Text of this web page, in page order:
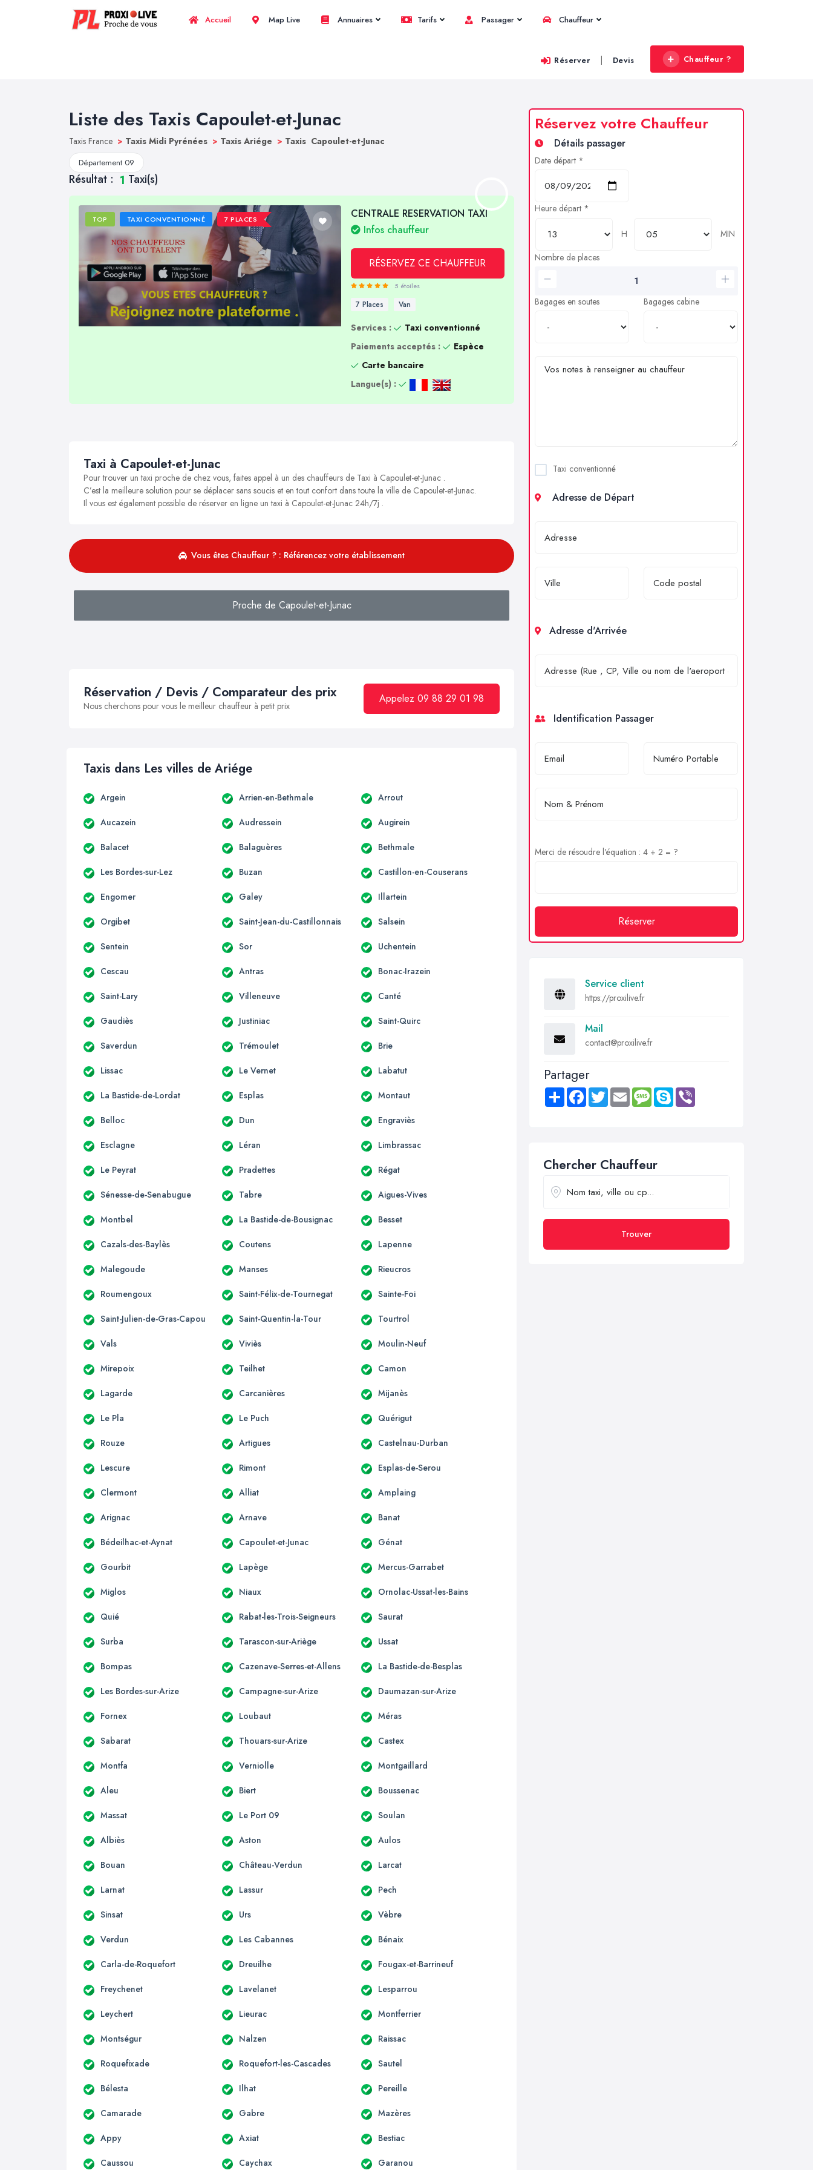
Accueil Map Live Annuaires Tarifs Passager Chauffeur
Réserver | Devis Chauffeur ?
Liste des Taxis Capoulet-et-Junac
Taxis France > Taxis Midi Pyrénées > Taxis Ariége > Taxis Capoulet-et-Junac
Département 09
Résultat : 1 Taxi(s)
TOP TAXI CONVENTIONNÉ 7 PLACES
CENTRALE RESERVATION TAXI
Infos chauffeur
RÉSERVEZ CE CHAUFFEUR
5 étoiles
7 Places Van
Services :
Taxi conventionné
Paiements acceptés :
Espèce
Carte bancaire
Langue(s) :
Taxi à Capoulet-et-Junac
Pour trouver un taxi proche de chez vous, faites appel à un des chauffeurs de Taxi à Capoulet-et-Junac .
C’est la meilleure solution pour se déplacer sans soucis et en tout confort dans toute la ville de Capoulet-et-Junac.
Il vous est également possible de réserver en ligne un taxi à Capoulet-et-Junac 24h/7j .
Vous êtes Chauffeur ? : Référencez votre établissement
Proche de Capoulet-et-Junac
Réservation / Devis / Comparateur des prix
Nous cherchons pour vous le meilleur chauffeur à petit prix
Appelez 09 88 29 01 98
Taxis dans Les villes de Ariége
Argein Arrien-en-Bethmale Arrout
Aucazein Audressein Augirein
Balacet Balaguères Bethmale
Les Bordes-sur-Lez Buzan Castillon-en-Couserans
Engomer Galey Illartein
Orgibet Saint-Jean-du-Castillonnais Salsein
Sentein Sor Uchentein
Cescau Antras Bonac-Irazein
Saint-Lary Villeneuve Canté
Gaudiès Justiniac Saint-Quirc
Saverdun Trémoulet Brie
Lissac Le Vernet Labatut
La Bastide-de-Lordat Esplas Montaut
Belloc Dun Engraviès
Esclagne Léran Limbrassac
Le Peyrat Pradettes Régat
Sénesse-de-Senabugue Tabre Aigues-Vives
Montbel La Bastide-de-Bousignac Besset
Cazals-des-Baylès Coutens Lapenne
Malegoude Manses Rieucros
Roumengoux Saint-Félix-de-Tournegat Sainte-Foi
Saint-Julien-de-Gras-Capou Saint-Quentin-la-Tour Tourtrol
Vals Viviès Moulin-Neuf
Mirepoix Teilhet Camon
Lagarde Carcanières Mijanès
Le Pla Le Puch Quérigut
Rouze Artigues Castelnau-Durban
Lescure Rimont Esplas-de-Serou
Clermont Alliat Amplaing
Arignac Arnave Banat
Bédeilhac-et-Aynat Capoulet-et-Junac Génat
Gourbit Lapège Mercus-Garrabet
Miglos Niaux Ornolac-Ussat-les-Bains
Quié Rabat-les-Trois-Seigneurs Saurat
Surba Tarascon-sur-Ariège Ussat
Bompas Cazenave-Serres-et-Allens La Bastide-de-Besplas
Les Bordes-sur-Arize Campagne-sur-Arize Daumazan-sur-Arize
Fornex Loubaut Méras
Sabarat Thouars-sur-Arize Castex
Montfa Verniolle Montgaillard
Aleu Biert Boussenac
Massat Le Port 09 Soulan
Albiès Aston Aulos
Bouan Château-Verdun Larcat
Larnat Lassur Pech
Sinsat Urs Vèbre
Verdun Les Cabannes Bénaix
Carla-de-Roquefort Dreuilhe Fougax-et-Barrineuf
Freychenet Lavelanet Lesparrou
Leychert Lieurac Montferrier
Montségur Nalzen Raissac
Roquefixade Roquefort-les-Cascades Sautel
Bélesta Ilhat Pereille
Camarade Gabre Mazères
Appy Axiat Bestiac
Caussou Caychax Garanou
Réservez votre Chauffeur
Détails passager
Date départ *
Heure départ *
H
MIN
Nombre de places
Bagages en soutes Bagages cabine
Taxi conventionné
Adresse de Départ
Adresse d'Arrivée
Identification Passager
Merci de résoudre l'équation : 4 + 2 = ?
Réserver
Service client
https://proxilive.fr
Mail
contact@proxilive.fr
Partager
Share FacebookTwitter Email MessageSkype
Chercher Chauffeur
Trouver